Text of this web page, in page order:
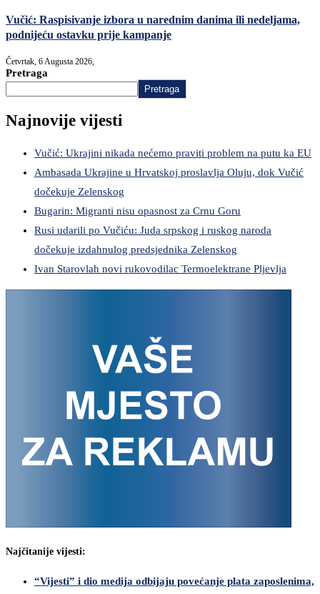
Vučić: Raspisivanje izbora u narednim danima ili nedeljama,
podnijeću ostavku prije kampanje
Četvrtak, 6 Augusta 2026,
Pretraga
Pretraga
Najnovije vijesti
Vučić: Ukrajini nikada nećemo praviti problem na putu ka EU
Ambasada Ukrajine u Hrvatskoj proslavlja Oluju, dok Vučić
dočekuje Zelenskog
Bugarin: Migranti nisu opasnost za Crnu Goru
Rusi udarili po Vučiću: Juda srpskog i ruskog naroda
dočekuje izdahnulog predsjednika Zelenskog
Ivan Starovlah novi rukovodilac Termoelektrane Pljevlja
Najčitanije vijesti:
“Vijesti” i dio medija odbijaju povećanje plata zaposlenima,